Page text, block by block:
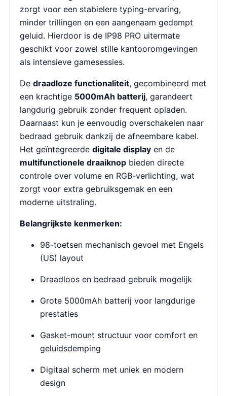
zorgt voor een stabielere typing-ervaring,
minder trillingen en een aangenaam gedempt
geluid. Hierdoor is de IP98 PRO uitermate
geschikt voor zowel stille kantooromgevingen
als intensieve gamesessies.
De draadloze functionaliteit, gecombineerd met
een krachtige 5000mAh batterij, garandeert
langdurig gebruik zonder frequent opladen.
Daarnaast kun je eenvoudig overschakelen naar
bedraad gebruik dankzij de afneembare kabel.
Het geïntegreerde digitale display en de
multifunctionele draaiknop bieden directe
controle over volume en RGB-verlichting, wat
zorgt voor extra gebruiksgemak en een
moderne uitstraling.
Belangrijkste kenmerken:
98-toetsen mechanisch gevoel met Engels
(US) layout
Draadloos en bedraad gebruik mogelijk
Grote 5000mAh batterij voor langdurige
prestaties
Gasket-mount structuur voor comfort en
geluidsdemping
Digitaal scherm met uniek en modern
design